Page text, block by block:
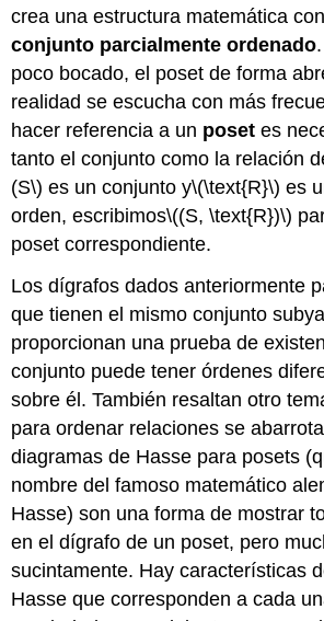
crea una estructura matemática
conjunto parcialmente ordenado
poco bocado, el poset de forma
realidad se escucha con más
hacer referencia a un poset es
tanto el conjunto como la relación
(S\) es un conjunto y\(\text{R}\) es
orden, escribimos\((S, \text{R})\)
poset correspondiente.
Los dígrafos dados anteriormente
que tienen el mismo conjunto
proporcionan una prueba de
conjunto puede tener órdenes
sobre él. También resaltan otro
para ordenar relaciones se
diagramas de Hasse para posets
nombre del famoso matemático
Hasse) son una forma de mostrar
en el dígrafo de un poset, pero
sucintamente. Hay características
Hasse que corresponden a cada